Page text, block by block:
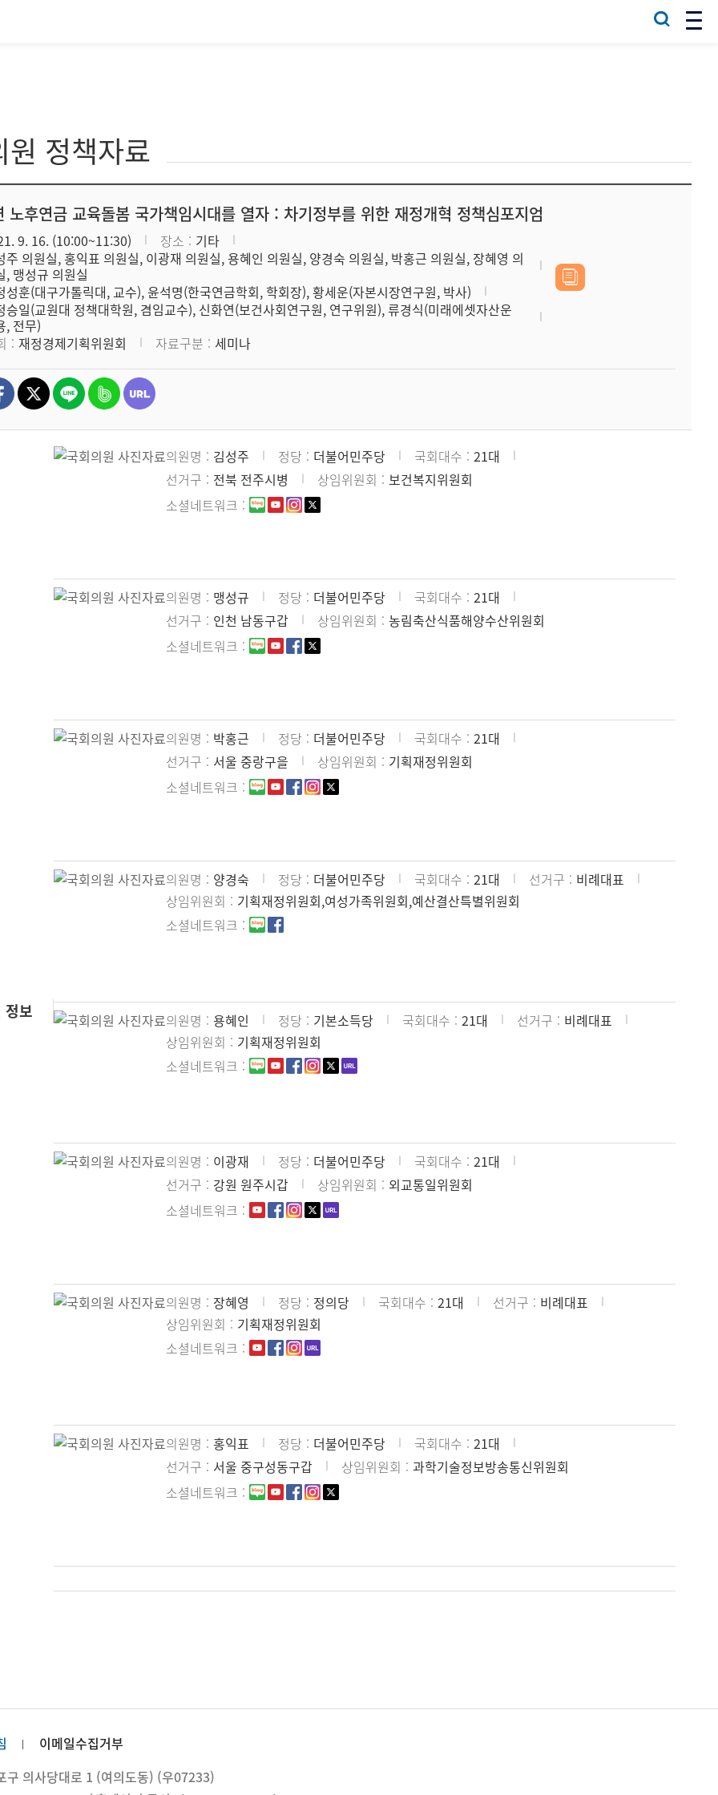
원 정책자료
노후연금 교육돌봄 국가책임시대를 열자 : 차기정부를 위한 재정개혁 정책심포지엄
9. 16. (10:00~11:30) 장소
기타
주 의원실, 홍익표 의원실, 이광재 의원실, 용혜인 의원실, 양경숙 의원실, 박홍근 의원실, 장혜영 의
, 맹성규 의원실
성훈(대구가톨릭대, 교수), 윤석명(한국연금학회, 학회장), 황세운(자본시장연구원, 박사)
승일(교원대 정책대학원, 겸임교수), 신화연(보건사회연구원, 연구위원), 류경식(미래에셋자산운
, 전무)
재정경제기획위원회 자료구분 세미나
정보
의원명 김성주 정당 더불어민주당 국회대수
21대
선거구
전북 전주시병 상임위원회
보건복지위원회
소셜네트워크
의원명 맹성규 정당 더불어민주당 국회대수
21대
선거구
인천 남동구갑 상임위원회
농림축산식품해양수산위원회
소셜네트워크
의원명 박홍근 정당 더불어민주당 국회대수
21대
선거구
서울 중랑구을 상임위원회
기획재정위원회
소셜네트워크
의원명 양경숙 정당 더불어민주당 국회대수 21대 선거구
비례대표
상임위원회
기획재정위원회,여성가족위원회,예산결산특별위원회
소셜네트워크
의원명 용혜인 정당 기본소득당 국회대수 21대 선거구
비례대표
상임위원회
기획재정위원회
소셜네트워크
의원명 이광재 정당 더불어민주당 국회대수
21대
선거구
강원 원주시갑 상임위원회
외교통일위원회
소셜네트워크
의원명 장혜영 정당 정의당 국회대수 21대 선거구
비례대표
상임위원회
기획재정위원회
소셜네트워크
의원명 홍익표 정당 더불어민주당 국회대수
21대
선거구
서울 중구성동구갑 상임위원회
과학기술정보방송통신위원회
소셜네트워크
이메일수집거부
구 의사당대로 1 (여의도동) (우07233)